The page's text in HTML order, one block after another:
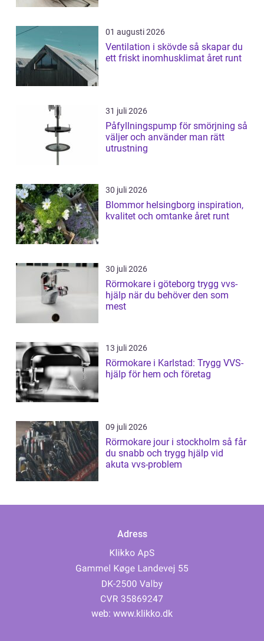
01 augusti 2026
Ventilation i skövde så skapar du
ett friskt inomhusklimat året runt
31 juli 2026
Påfyllningspump för smörjning så
väljer och använder man rätt
utrustning
30 juli 2026
Blommor helsingborg inspiration,
kvalitet och omtanke året runt
30 juli 2026
Rörmokare i göteborg trygg vvs-
hjälp när du behöver den som
mest
13 juli 2026
Rörmokare i Karlstad: Trygg VVS-
hjälp för hem och företag
09 juli 2026
Rörmokare jour i stockholm så får
du snabb och trygg hjälp vid
akuta vvs-problem
Adress
web: www.klikko.dk